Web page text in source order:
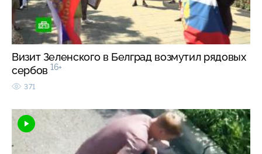
Визит Зеленского в Белград возмутил рядовых
сербов 16+
371